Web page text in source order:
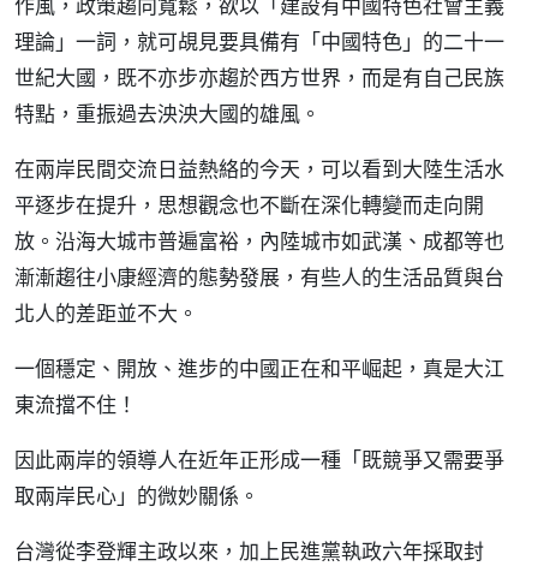
理論」一詞，就可覘見要具備有「中國特色」的二十一
世紀大國，既不亦步亦趨於西方世界，而是有自己民族
特點，重振過去泱泱大國的雄風。
在兩岸民間交流日益熱絡的今天，可以看到大陸生活水
平逐步在提升，思想觀念也不斷在深化轉變而走向開
放。沿海大城市普遍富裕，內陸城市如武漢、成都等也
漸漸趨往小康經濟的態勢發展，有些人的生活品質與台
北人的差距並不大。
一個穩定、開放、進步的中國正在和平崛起，真是大江
東流擋不住！
因此兩岸的領導人在近年正形成一種「既競爭又需要爭
取兩岸民心」的微妙關係。
台灣從李登輝主政以來，加上民進黨執政六年採取封